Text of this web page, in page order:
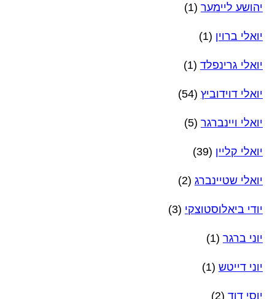
יהושע ליימער (1)
יואלי ברוין (1)
יואלי גרינפלד (1)
יואלי דוידוביץ (54)
יואלי ויינברגר (5)
יואלי קליין (39)
יואלי שטיינברג (2)
יודי ביאלוסטוצקי (3)
יוני ברגר (1)
יוני דייטש (1)
יוסי דוד (2)